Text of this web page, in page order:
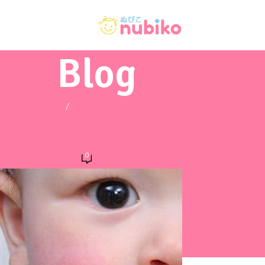
Blog
/Masalah Kulit Anak
Anak, Moms Harus Tahu!
0